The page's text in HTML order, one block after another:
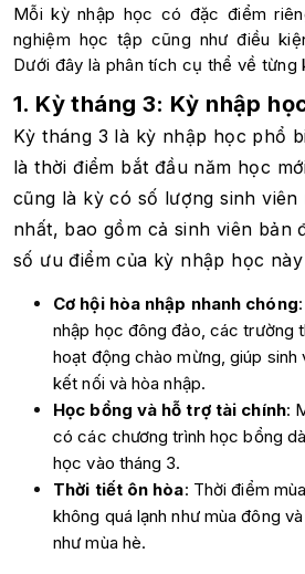
Mỗi kỳ nhập học có đặc điểm
nghiệm học tập cũng như điều
Dưới đây là phân tích cụ thể về từng
1. Kỳ tháng 3: Kỳ nhập
Kỳ tháng 3 là kỳ nhập học phổ
là thời điểm bắt đầu năm học
cũng là kỳ có số lượng sinh
nhất, bao gồm cả sinh viên bản
số ưu điểm của kỳ nhập học này
Cơ hội hòa nhập nhanh chóng
nhập học đông đảo, các trường
hoạt động chào mừng, giúp
kết nối và hòa nhập.
Học bổng và hỗ trợ tài chính:
có các chương trình học bổng
học vào tháng 3.
Thời tiết ôn hòa: Thời điểm
không quá lạnh như mùa đông
như mùa hè.